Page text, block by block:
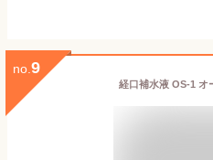
no. 9
経口補水液 OS-1 オ